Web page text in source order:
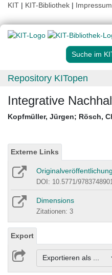
KIT | KIT-Bibliothek | Impressum
Suche im
Repository KITopen
Integrative
Kopfmüller, Jürgen; Rösch,
Externe Links
Originalveröffentlichung
DOI: 10.5771/
Dimensions
Zitationen: 3
Export
Exportieren als ...